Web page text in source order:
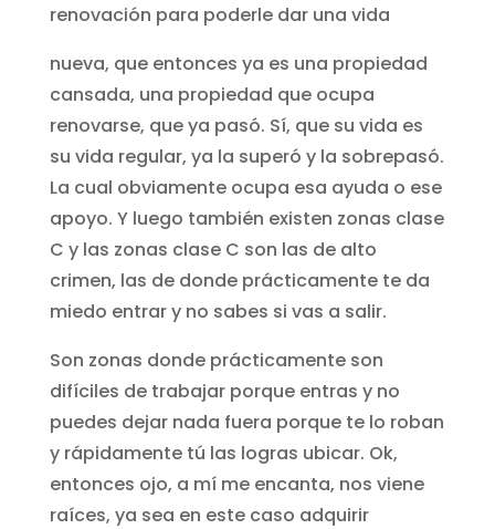
renovación para poderle dar una vida
nueva, que entonces ya es una propiedad
cansada, una propiedad que ocupa
renovarse, que ya pasó. Sí, que su vida es
su vida regular, ya la superó y la sobrepasó.
La cual obviamente ocupa esa ayuda o ese
apoyo. Y luego también existen zonas clase
C y las zonas clase C son las de alto
crimen, las de donde prácticamente te da
miedo entrar y no sabes si vas a salir.
Son zonas donde prácticamente son
difíciles de trabajar porque entras y no
puedes dejar nada fuera porque te lo roban
y rápidamente tú las logras ubicar. Ok,
entonces ojo, a mí me encanta, nos viene
raíces, ya sea en este caso adquirir